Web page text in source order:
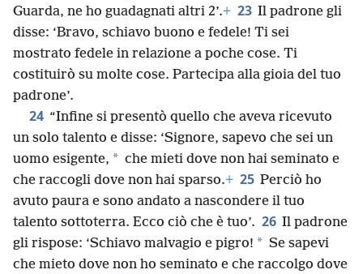
Guarda, ne ho guadagnati altri 2’.+ 23 Il padrone gli
disse: ‘Bravo, schiavo buono e fedele! Ti sei
mostrato fedele in relazione a poche cose. Ti
costituirò su molte cose. Partecipa alla gioia del tuo
padrone’.
24 “Infine si presentò quello che aveva ricevuto
un solo talento e disse: ‘Signore, sapevo che sei un
uomo esigente, * che mieti dove non hai seminato e
che raccogli dove non hai sparso.+ 25 Perciò ho
avuto paura e sono andato a nascondere il tuo
talento sottoterra. Ecco ciò che è tuo’. 26 Il padrone
gli rispose: ‘Schiavo malvagio e pigro! * Se sapevi
che mieto dove non ho seminato e che raccolgo dove